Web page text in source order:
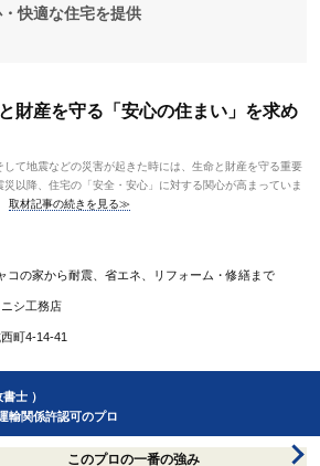
快適な住宅を提供
財産を守る「安心の住まい」を求め
て地震などの災害が起きた時には、生命と財産を守る重要
以降、住宅の「安全・安心」に対する関心が高まっていま
取材記事の続きを見る≫
コの家から耐震、省エネ、リフォーム・修繕まで
シ工務店
町4-14-41
書士 ）
輸関係許認可のプロ
このプロの一番の強み